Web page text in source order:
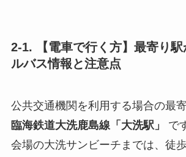
2-1. 【電車で行く方】最寄り駅
ルバス情報と注意点
公共交通機関を利用する場合の最寄
臨海鉄道大洗鹿島線「大洗駅」
で
会場の大洗サンビーチまでは、徒